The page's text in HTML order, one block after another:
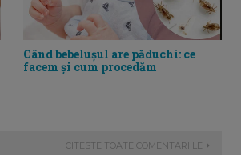
Când bebelușul are păduchi: ce
facem și cum procedăm
CITESTE TOATE COMENTARIILE